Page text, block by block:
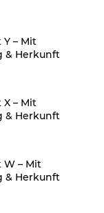
– Mit
& Herkunft
– Mit
& Herkunft
W – Mit
& Herkunft